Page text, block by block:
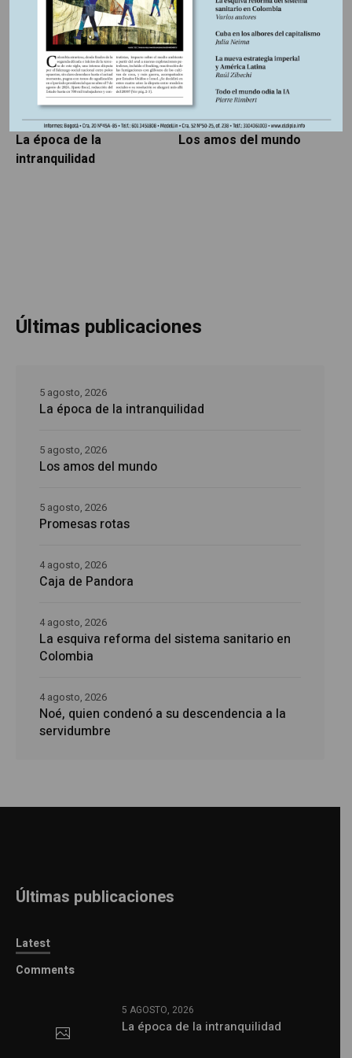
LIBROS RESEÑADOS
La época de la
intranquilidad
SIN CATEGORÍA
Los amos del mundo
Últimas publicaciones
La época de la intranquilidad
5 agosto, 2026
Los amos del mundo
5 agosto, 2026
Promesas rotas
5 agosto, 2026
Caja de Pandora
4 agosto, 2026
La esquiva reforma del sistema sanitario en
Colombia
4 agosto, 2026
Noé, quien condenó a su descendencia a la
servidumbre
4 agosto, 2026
Últimas publicaciones
Latest
Comments
5 AGOSTO, 2026
La época de la intranquilidad